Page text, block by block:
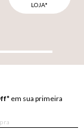
LOJA*
em sua primeira